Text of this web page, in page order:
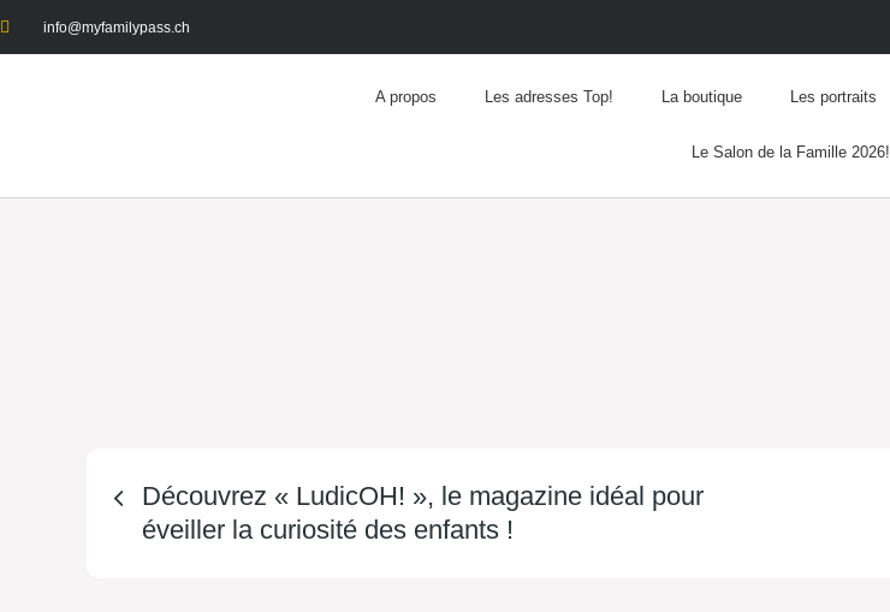
info@myfamilypass.ch
A propos Les adresses Top! La boutique Les portraits
Le Salon de la Famille 2026!
Découvrez « LudicOH! », le magazine idéal pour
éveiller la curiosité des enfants !